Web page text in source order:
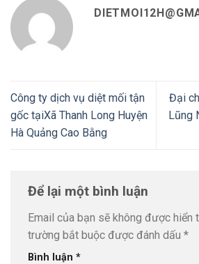
Công ty dịch vụ diệt mối tận
gốc tạiXã Thanh Long Huyện
Hà Quảng Cao Bằng
Đại
Lũng
Để lại một bình luận
Email của bạn sẽ không được hiển
trường bắt buộc được đánh dấu *
Bình luận *